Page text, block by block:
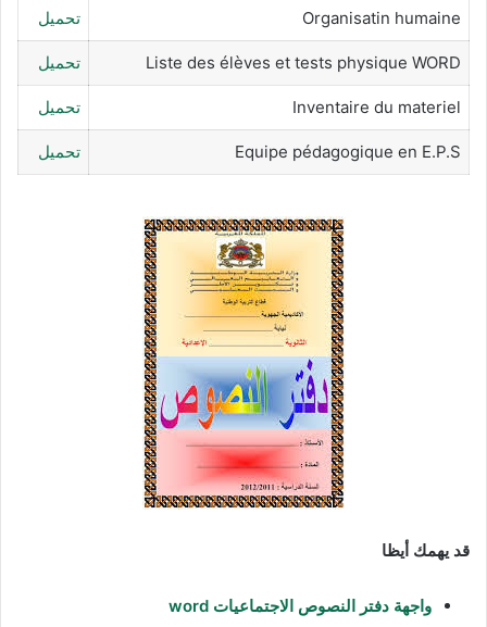
Organisatin humaine تحميل
Liste des élèves et tests physique WORD تحميل
Inventaire du materiel تحميل
Equipe pédagogique en E.P.S تحميل
قد يهمك أيظا
واجهة دفتر النصوص الاجتماعيات word